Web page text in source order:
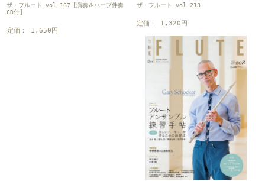
ザ・フルート vol.167【演奏＆ハープ伴奏
CD付】
定価： 1,650円
ザ・フルート vol.213
定価： 1,320円